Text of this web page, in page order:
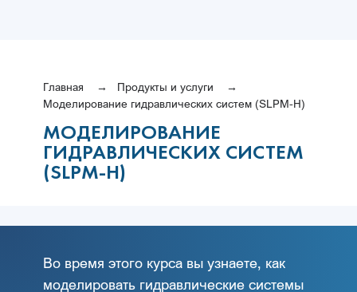
Главная
Продукты и услуги
Моделирование гидравлических систем (SLPM-H)
МОДЕЛИРОВАНИЕ
ГИДРАВЛИЧЕСКИХ СИСТЕМ
(SLPM-H)
Во время этого курса вы узнаете, как
моделировать гидравлические системы